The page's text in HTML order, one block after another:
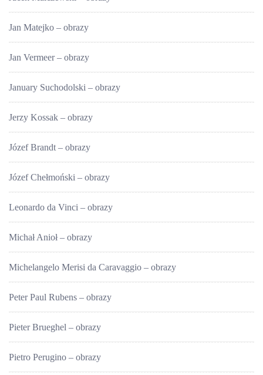
Jan Matejko – obrazy
Jan Vermeer – obrazy
January Suchodolski – obrazy
Jerzy Kossak – obrazy
Józef Brandt – obrazy
Józef Chełmoński – obrazy
Leonardo da Vinci – obrazy
Michał Anioł – obrazy
Michelangelo Merisi da Caravaggio – obrazy
Peter Paul Rubens – obrazy
Pieter Brueghel – obrazy
Pietro Perugino – obrazy